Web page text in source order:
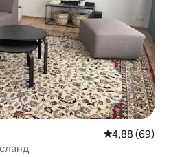
Просечна
4,88 (69)